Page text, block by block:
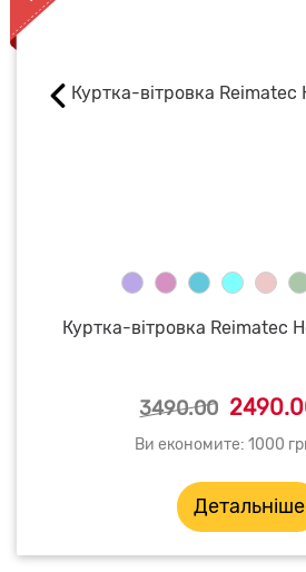
Куртка-вітровка Reimatec
3490.00
Ви економите: 1000
Детальніше